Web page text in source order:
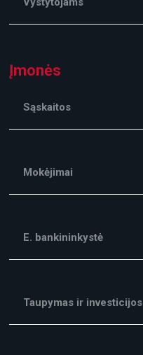
Įmonės
Sąskaitos
Mokėjimai
E. bankininkystė
Taupymas ir investicijos